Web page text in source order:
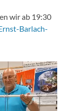
wir ab 19:30
Barlach-